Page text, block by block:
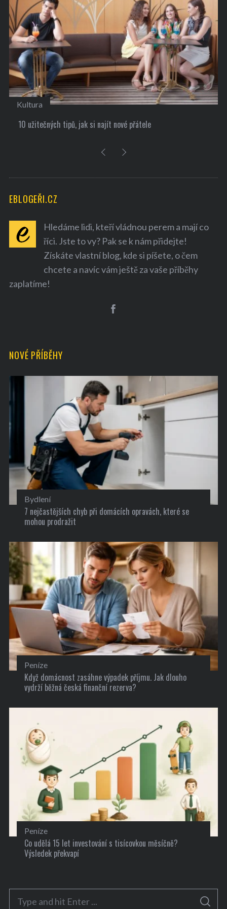
Kultura
10 užitečných tipů, jak si najít nové přátele
EBLOGEŘI.CZ
Hledáme lidi, kteří vládnou perem a mají co
říci. Jste to vy? Pak se k nám přidejte!
Získáte vlastní blog, kde si píšete, o čem
chcete a navíc vám ještě za vaše příběhy
zaplatíme!
NOVÉ PŘÍBĚHY
Bydlení
7 nejčastějších chyb při domácích opravách, které se
mohou prodražit
Peníze
Když domácnost zasáhne výpadek příjmu. Jak dlouho
vydrží běžná česká finanční rezerva?
Peníze
Co udělá 15 let investování s tisícovkou měsíčně?
Výsledek překvapí
S